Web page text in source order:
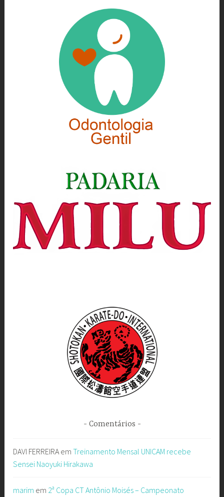
Comentários
DAVI FERREIRA emTreinamento Mensal UNICAM recebe
Sensei Naoyuki Hirakawa
marim em 2ª Copa CT Antônio Moisés – Campeonato